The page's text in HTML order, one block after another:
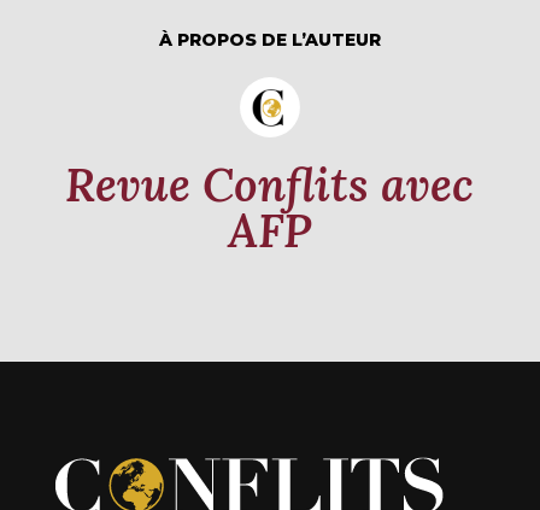
À PROPOS DE L’AUTEUR
Revue Conflits avec
AFP